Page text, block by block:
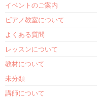
イベントのご案内
ピアノ教室について
よくある質問
レッスンについて
教材について
未分類
講師について